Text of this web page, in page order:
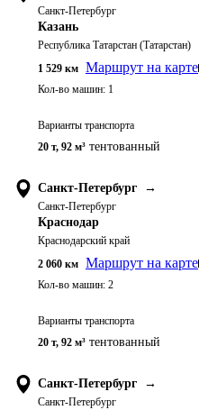
Санкт-Петербург
Казань
Республика Татарстан (Татарстан)
1 529 км Маршрут на карте
Кол-во машин: 1
Варианты транспорта
20 т, 92 м³ тентованный
Санкт-Петербург →
Санкт-Петербург
Краснодар
Краснодарский край
2 060 км Маршрут на карте
Кол-во машин: 2
Варианты транспорта
20 т, 92 м³ тентованный
Санкт-Петербург →
Санкт-Петербург